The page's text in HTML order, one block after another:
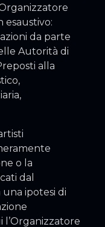
esaustivo:
da parte
Autorità di
alla
o la
dal
ipotesi di
l’Organizzatore